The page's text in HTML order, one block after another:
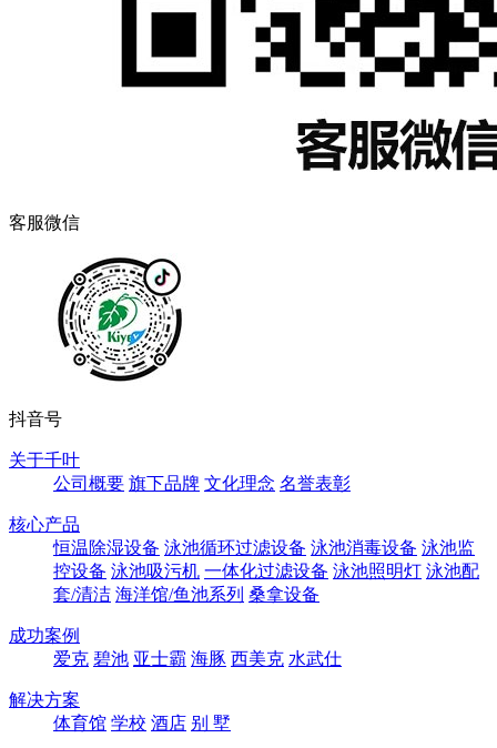
客服微信
抖音号
关于千叶
公司概要 旗下品牌 文化理念 名誉表彰
核心产品
恒温除湿设备 泳池循环过滤设备 泳池消毒设备 泳池监
控设备 泳池吸污机 一体化过滤设备 泳池照明灯 泳池配
套/清洁 海洋馆/鱼池系列 桑拿设备
成功案例
爱克 碧池 亚士霸 海豚 西美克 水武仕
解决方案
体育馆 学校 酒店 别 墅